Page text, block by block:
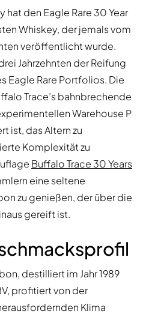
hat den Eagle Rare 30 Year
Whiskey, der jemals vom
veröffentlicht wurde.
Jahrzehnten der Reifung
Eagle Rare Portfolios. Die
Trace’s bahnbrechende
Warehouse P
ist, das Altern zu
Komplexität zu
Buffalo Trace 30 Years
eine seltene
zu genießen, der über die
gereift ist.
destilliert im Jahr 1989
profitiert von der
Klima